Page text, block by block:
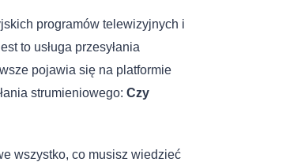
programów telewizyjnych i
to usługa przesyłania
pojawia się na platformie
strumieniowego: Czy
wszystko, co musisz wiedzieć